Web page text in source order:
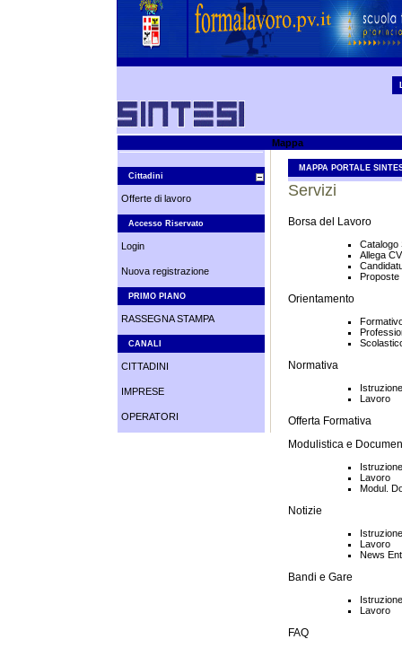
Mappa
Cittadini
Offerte di lavoro
Accesso Riservato
Login
Nuova registrazione
PRIMO PIANO
RASSEGNA STAMPA
CANALI
CITTADINI
IMPRESE
OPERATORI
MAPPA PORTALE
Servizi
Borsa del Lavoro
Catalogo
Allega CV
Proposte
Orientamento
Normativa
Lavoro
Offerta Formativa
Modulistica e
Lavoro
Modul.
Notizie
Lavoro
News
Bandi e Gare
Lavoro
FAQ